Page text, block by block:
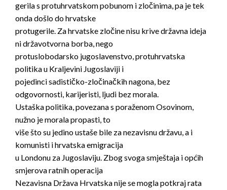
gerila s protuhrvatskom pobunom i zločinima, pa je tek
onda došlo do hrvatske
protugerile. Za hrvatske zločine nisu krive državna ideja
ni državotvorna borba, nego
protuslobodarsko jugoslavenstvo, protuhrvatska
politika u Kraljevini Jugoslaviji i
pojedinci sadističko-zločinačkih nagona, bez
odgovornosti, karijeristi, ljudi bez morala.
Ustaška politika, povezana s poraženom Osovinom,
nužno je morala propasti, to
više što su jedino ustaše bile za nezavisnu državu, a i
komunisti i hrvatska emigracija
u Londonu za Jugoslaviju. Zbog svoga smještaja i općih
smjerova ratnih operacija
Nezavisna Država Hrvatska nije se mogla potkraj rata